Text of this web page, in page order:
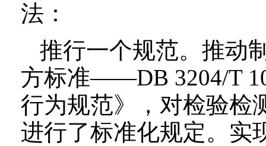
法：
推行一个规范。推动
方标准——DB 3204/T
行为规范》，对检验检
进行了标准化规定。实